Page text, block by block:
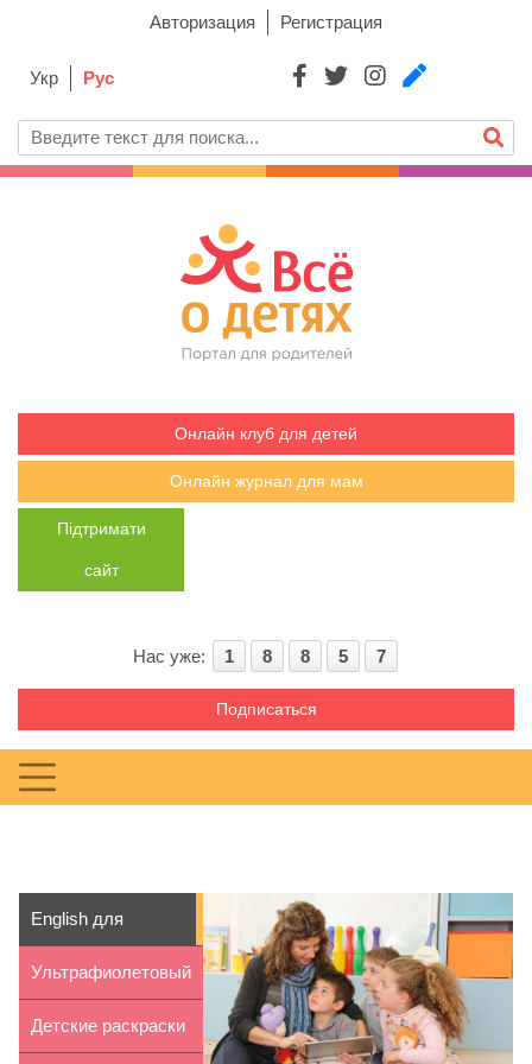
Авторизация Регистрация
Укр Рус
Онлайн клуб для детей
Онлайн журнал для мам
Підтримати
сайт
Нас уже: 1 8 8 5 7
Подписаться
English для
малышей в Киеве:
це...
Ультрафиолетовый
облучатель «Со...
Детские раскраски